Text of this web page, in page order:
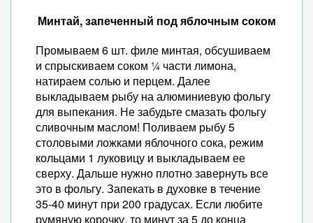
Минтай, запеченный под яблочным соком
Промываем 6 шт. филе минтая, обсушиваем
и спрыскиваем соком ¼ части лимона,
натираем солью и перцем. Далее
выкладываем рыбу на алюминиевую фольгу
для выпекания. Не забудьте смазать фольгу
сливочным маслом! Поливаем рыбу 5
столовыми ложками яблочного сока, режим
кольцами 1 луковицу и выкладываем ее
сверху. Дальше нужно плотно завернуть все
это в фольгу. Запекать в духовке в течение
35-40 минут при 200 градусах. Если любите
румяную корочку, то минут за 5 до конца